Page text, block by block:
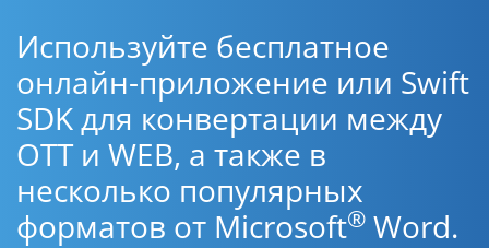
Используйте бесплатное
онлайн-приложение или Swift
SDK для конвертации между
OTT и WEB, а также в
несколько популярных
форматов от Microsoft® Word.